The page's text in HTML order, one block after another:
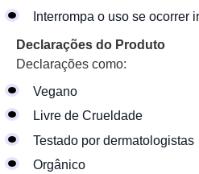
Interrompa o uso se ocorrer
Declarações do Produto
Declarações como:
Vegano
Livre de Crueldade
Testado por dermatologistas
Orgânico